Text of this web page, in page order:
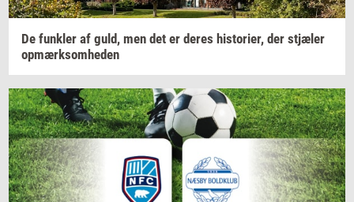
De funk­ler af guld, men det er deres hi­sto­ri­er, der stjæ­ler
op­mærk­som­he­den